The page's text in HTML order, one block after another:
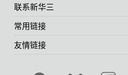
联系新华三
常用链接
友情链接